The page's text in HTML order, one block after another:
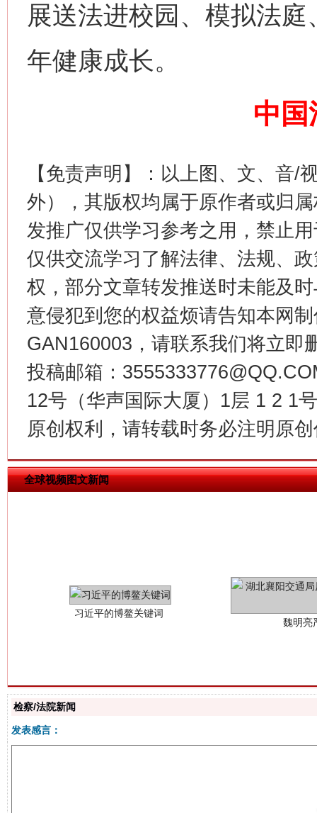
展送法进校园、模拟法
年健康成长。
中国
【免责声明】：以上图、文、音/
外），其版权均属于原作者或归
发推广仅供学习参考之用，禁止
仅供交流学习了解法律、法规、
权，部分文章转发推送时未能及
意侵犯到您的权益烦请告知本网
GAN160003，请联系我们将立即
投稿邮箱：
12号（华声国际大厦）1层 1 2 1
原创权利，请转载时务必注明原
全球视频图文新闻
在谋一域中谋全局
今
检察/法院新闻
发表感言：